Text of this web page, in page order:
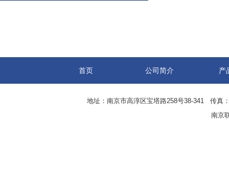
首页 公司简介 产
地址：南京市高淳区宝塔路258号38-341 传真
南京